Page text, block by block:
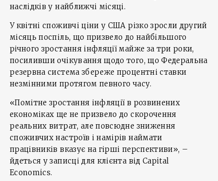
наслідків у найближчі місяці.
У квітні споживчі ціни у США різко зросли другий
місяць поспіль, що призвело до найбільшого
річного зростання інфляції майже за три роки,
посиливши очікування щодо того, що Федеральна
резервна система збереже процентні ставки
незмінними протягом певного часу.
«Помітне зростання інфляції в розвинених
економіках ще не призвело до скорочення
реальних витрат, але повсюдне зниження
споживчих настроїв і намірів наймати
працівників вказує на гірші перспективи», –
йдеться у записці для клієнта від Capital
Economics.